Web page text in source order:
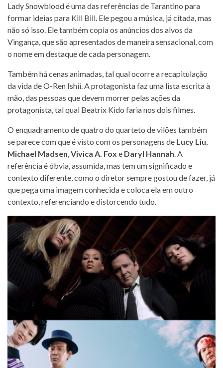
Lady Snowblood é uma das referências de Tarantino para
formar ideias para Kill Bill. Ele pegou a música, já citada, mas
não só isso. Ele também copia os anúncios dos alvos da
Vingança, que são apresentados de maneira sensacional, com
o nome em destaque de cada personagem.
Também há cenas animadas, tal qual ocorre a recapitulação
da vida de O-Ren Ishii. A protagonista faz uma lista escrita à
mão, das pessoas que devem morrer pelas ações da
protagonista, tal qual Beatrix Kido faria nos dois filmes.
O enquadramento de quatro do quarteto de vilões também
se parece com que é visto com os personagens de Lucy Liu,
Michael Madsen,Vivica A. Fox e Daryl Hannah. A
referência é óbvia, assumida, mas tem um significado e
contexto diferente, como o diretor sempre gostou de fazer, já
que pega uma imagem conhecida e coloca ela em outro
contexto, referenciando e distorcendo tudo.